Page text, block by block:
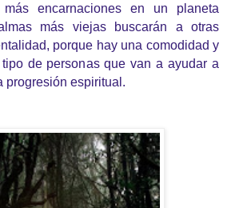
encarnaciones en un planeta
más viejas buscarán a otras
porque hay una comodidad y
de personas que van a ayudar a
progresión espiritual.